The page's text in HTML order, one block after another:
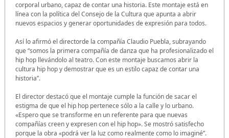
corporal urbano, capaz de contar una historia. Este montaje está en
línea con la política del Consejo de la Cultura que apunta a abrir
nuevos espacios y generar oportunidades de expresión para todos.
Así lo afirmó el directorde la compañía Claudio Puebla, subrayando
que “somos la primera compañía de danza que ha profesionalizado el
hip hop llevándolo al teatro. Con este montaje buscamos abrir la
cultura hip hop y demostrar que es un estilo capaz de contar una
historia”.
El director destacó que el montaje cumple la función de sacar el
estigma de que el hip hop pertenece sólo a la calle y lo urbano.
«Espero que se transforme en un referente para que nuevas
compañías creen y expresen con el hip hop». Se mostró satisfecho
porque la obra «podrá ver la luz como realmente como lo imaginé”.